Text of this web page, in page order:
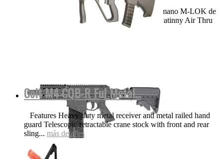
VIDEO Funciones y detalles Protector de mano M-LOK de
aluminio ligero de 8.25 pulgadas con riel Picatinny Air Thru
Colt M4 CQB-R Ful Metal...
Features Heavy duty metal receiver and metal railed hand
guard Telescopic retractable crane stock with front and rear
sling... más detalles